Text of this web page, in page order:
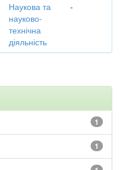
Наукова та
науково-
технічна
діяльність
-
1
1